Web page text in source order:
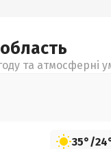
область
та атмосферні
35°/